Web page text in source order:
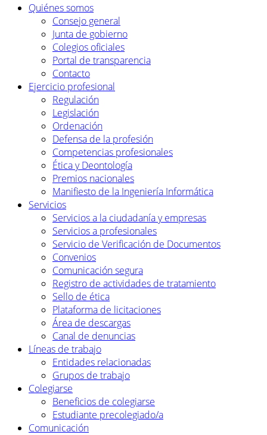
Quiénes somos
Consejo general
Junta de gobierno
Colegios oficiales
Portal de transparencia
Contacto
Ejercicio profesional
Regulación
Legislación
Ordenación
Defensa de la profesión
Competencias profesionales
Ética y Deontología
Premios nacionales
Manifiesto de la Ingeniería Informática
Servicios
Servicios a la ciudadanía y empresas
Servicios a profesionales
Servicio de Verificación de Documentos
Convenios
Comunicación segura
Registro de actividades de tratamiento
Sello de ética
Plataforma de licitaciones
Área de descargas
Canal de denuncias
Líneas de trabajo
Entidades relacionadas
Grupos de trabajo
Colegiarse
Beneficios de colegiarse
Estudiante precolegiado/a
Comunicación